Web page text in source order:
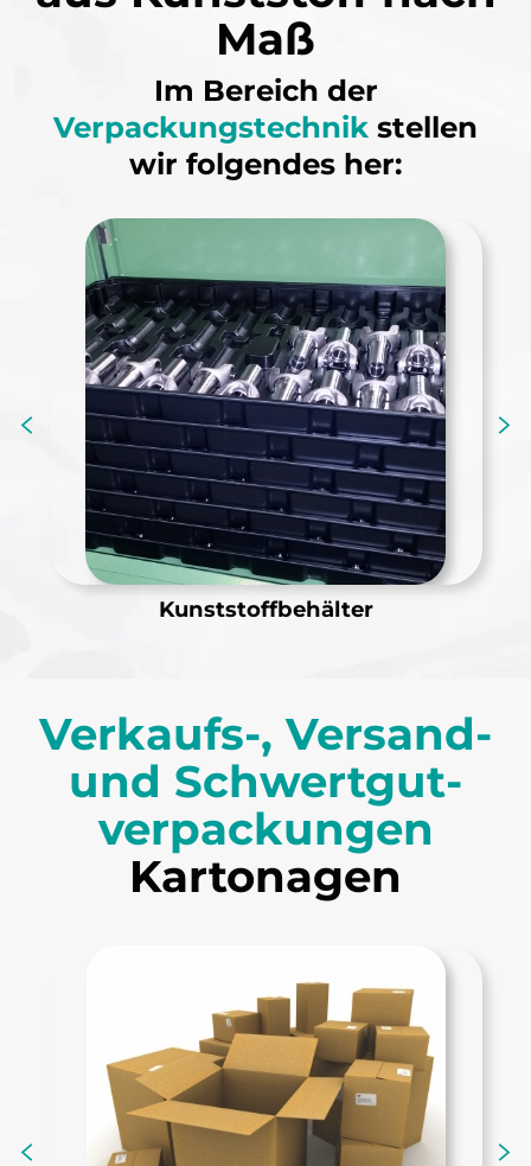
Maß
Im Bereich der
Verpackungstechnik stellen
wir folgendes her:
Kunststoffbehälter
Verkaufs-, Versand-
und Schwert­gut­
verpackungen
Kartonagen